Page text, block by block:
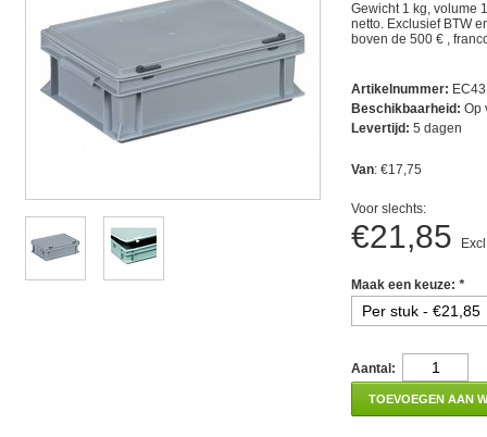
Gewicht 1 kg, volume
netto. Exclusief BTW
boven de 500 € ,
Artikelnummer:
Beschikbaarheid: Op
Levertijd: 5 dagen
Van: €17,75
Voor slechts:
€21,85
Maak een keuze: *
Aantal:
TOEVOEGEN AAN